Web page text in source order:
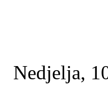
Nedjelja,